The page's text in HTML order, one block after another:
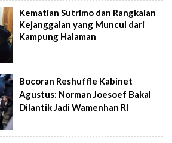
Kematian Sutrimo dan Rangkaian
Kejanggalan yang Muncul dari
Kampung Halaman
Bocoran Reshuffle Kabinet
Agustus: Norman Joesoef Bakal
Dilantik Jadi Wamenhan RI